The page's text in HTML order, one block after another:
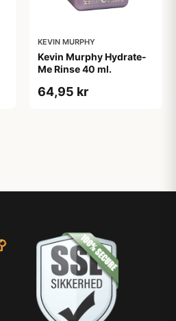
KEVIN MURPHY
Kevin Murphy Hydrate-
Me Rinse 40 ml.
64,95 kr